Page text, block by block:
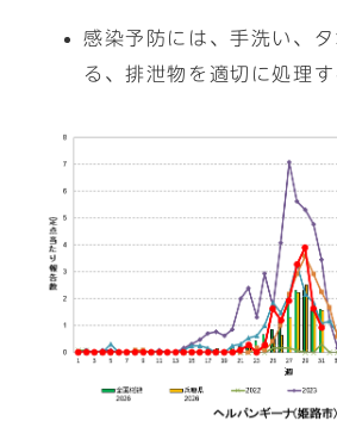
感染予防には、手洗い、
る、排泄物を適切に処理す